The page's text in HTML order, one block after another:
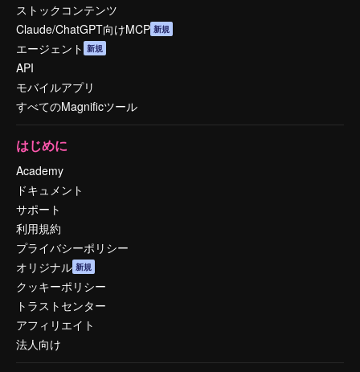
ストックコンテンツ
Claude/ChatGPT向けMCP 新規
エージェント 新規
API
モバイルアプリ
すべてのMagnificツール
はじめに
Academy
ドキュメント
サポート
利用規約
プライバシーポリシー
オリジナル 新規
クッキーポリシー
トラストセンター
アフィリエイト
法人向け